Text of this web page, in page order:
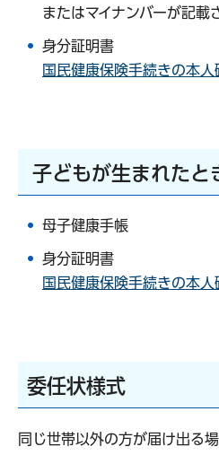
またはマイナンバーが記載
身分証明書
国民健康保険手続きの本人
子どもが生まれたと
母子健康手帳
身分証明書
国民健康保険手続きの本人
委任状様式
同じ世帯以外の方が届け出る